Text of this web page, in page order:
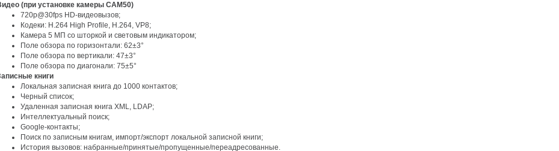
Видео (при установке камеры CAM50)
720p@30fps HD-видеовызов;
Кодеки: H.264 High Profile, H.264, VP8;
Камера 5 МП со шторкой и световым индикатором;
Поле обзора по горизонтали: 62±3°
Поле обзора по вертикали: 47±3°
Поле обзора по диагонали: 75±5°
Записные книги
Локальная записная книга до 1000 контактов;
Черный список;
Удаленная записная книга XML, LDAP;
Интеллектуальный поиск;
Google-контакты;
Поиск по записным книгам, импорт/экспорт локальной записной книги;
История вызовов: набранные/принятые/пропущенные/переадресованные.